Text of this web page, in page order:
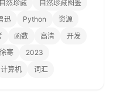
自然珍藏
自然珍藏图鉴
迅 Python
资源
函数 高清
开发
徐寒
2023
计算机 词汇